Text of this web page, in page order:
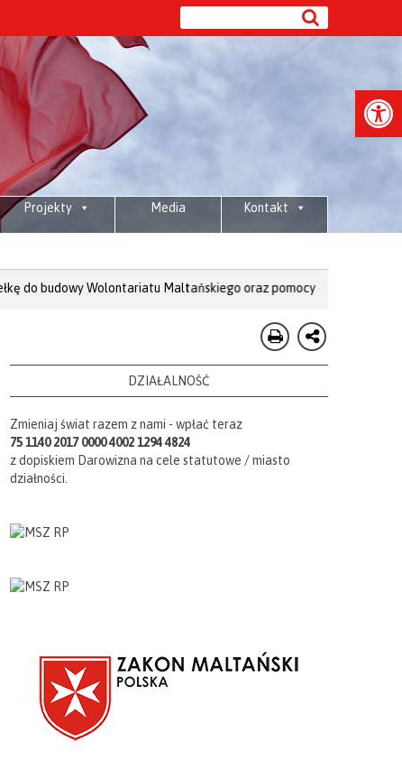
Projekty Media Kontakt
Wolontariatu Maltańskiego oraz pomocy dla osób
DZIAŁALNOŚĆ
Zmieniaj świat razem z nami - wpłać teraz
75 1140 2017 0000 4002 1294 4824
z dopiskiem Darowizna na cele statutowe / miasto
działności.